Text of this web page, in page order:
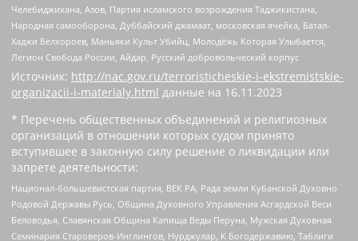
Челебиджихана, Азов, Партия исламского возрождения Таджикистана,
Народная самооборона, Дуббайский джамаат, московская ячейка, Батал-
Хаджи Белхороев, Маньяки Культ Убийц, Молодёжь Которая Улыбается,
Легион Свобода России, Айдар, Русский добровольческий корпус
Источник: http://nac.gov.ru/terroristicheskie-i-ekstremistskie-
organizacii-i-materialy.html данные на 16.11.2023
* Перечень общественных объединений и религиозных
организаций в отношении которых судом принято
вступившее в законную силу решение о ликвидации или
запрете деятельности:
Национал-большевистская партия, ВЕК РА, Рада земли Кубанской Духовно
Родовой Державы Русь, Община Духовного Управления Асгардской Веси
Беловодья, Славянская Община Капища Веды Перуна, Мужская Духовная
Семинария Староверов-Инглингов, Нурджулар, К Богодержавию, Таблиги